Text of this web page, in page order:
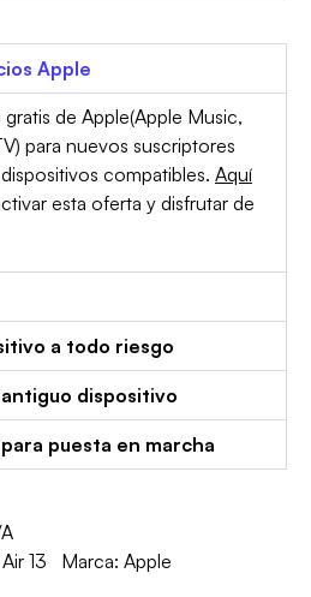
Apple
de Apple(Apple Music,
para nuevos suscriptores
compatibles. Aquí
esta oferta y disfrutar de
a todo riesgo
dispositivo
puesta en marcha
13 Marca:Apple